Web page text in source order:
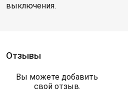
выключения.
Отзывы
Вы можете добавить
свой отзыв.